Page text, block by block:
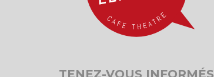
TENEZ-VOUS INFORMÉS